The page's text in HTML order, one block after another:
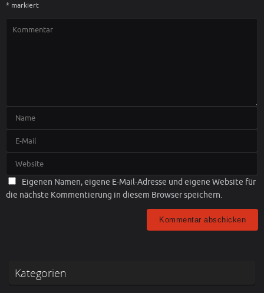
* markiert
Eigenen Namen, eigene E-Mail-Adresse und eigene Website für
die nächste Kommentierung in diesem Browser speichern.
Kategorien